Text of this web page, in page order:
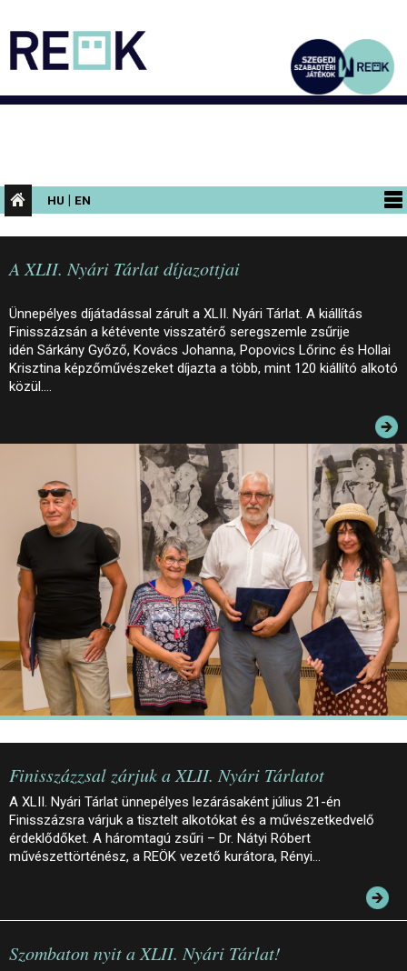
HU | EN
PROGRAMOK
KIÁLLÍTÁSOK
AZ ÉPÜLET
INFORMÁCIÓK
KONFERENCIA
ELÉRHETŐSÉG
PALOTASÉTÁK ÉS VEZETÉSEK
KÖZÉRDEKŰ ADATOK
A XLII. Nyári Tárlat díjazottjai
Ünnepélyes díjátadással zárult a XLII. Nyári Tárlat. A kiállítás
Finisszázsán a kétévente visszatérő seregszemle zsűrije
idén Sárkány Győző, Kovács Johanna, Popovics Lőrinc és Hollai
Krisztina képzőművészeket díjazta a több, mint 120 kiállító alkotó
közül.…
Finisszázzsal zárjuk a XLII. Nyári Tárlatot
A XLII. Nyári Tárlat ünnepélyes lezárásaként július 21-én
Finisszázsra várjuk a tisztelt alkotókat és a művészetkedvelő
érdeklődőket. A háromtagú zsűri – Dr. Nátyi Róbert
művészettörténész, a REÖK vezető kurátora, Rényi…
Szombaton nyit a XLII. Nyári Tárlat!